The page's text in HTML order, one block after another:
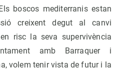
boscos mediterranis estan
creixent degut al canvi
risc la seva supervivència
amb Barraquer i
volem tenir vista de futur i la